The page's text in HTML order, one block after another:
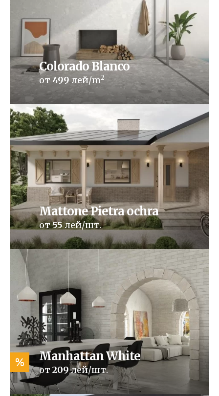
Colorado Blanco
от499лей/m2
Mattone Pietra ochra
от55лей/шт.
Manhattan White
от 209лей/шт.
%